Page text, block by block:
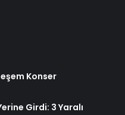
Konser
Girdi: 3 Yaralı